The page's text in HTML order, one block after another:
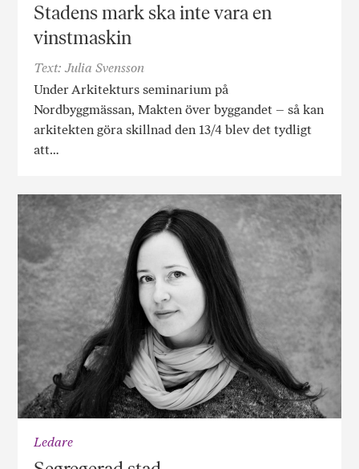
Stadens mark ska inte vara en
vinstmaskin
Text: Julia Svensson
Under Arkitekturs seminarium på
Nordbyggmässan, Makten över byggandet – så kan
arkitekten göra skillnad den 13/4 blev det tydligt
att…
Ledare